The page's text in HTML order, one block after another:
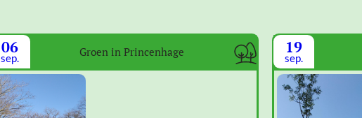
06
sep. Groen in Princenhage 19
sep.